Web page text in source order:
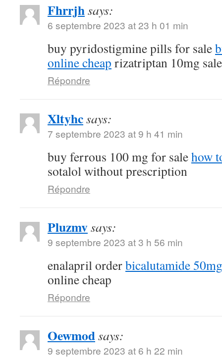
Fhrrjhsays:
6 septembre 2023 at 23 h 01 min
buy pyridostigmine pills for sale
online cheap rizatriptan 10mg sale
Répondre
Xltyhcsays:
7 septembre 2023 at 9 h 41 min
buy ferrous 100 mg for salehow
sotalol without prescription
Répondre
Pluzmvsays:
9 septembre 2023 at 3 h 56 min
enalapril orderbicalutamide
online cheap
Répondre
Oewmodsays:
9 septembre 2023 at 6 h 22 min